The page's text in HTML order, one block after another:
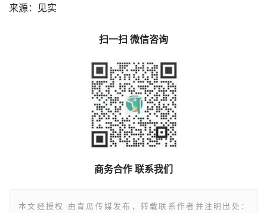
来源：见实
扫一扫 微信咨询
商务合作 联系我们
本文经授权 由青瓜传媒发布，转载联系作者并注明出处：